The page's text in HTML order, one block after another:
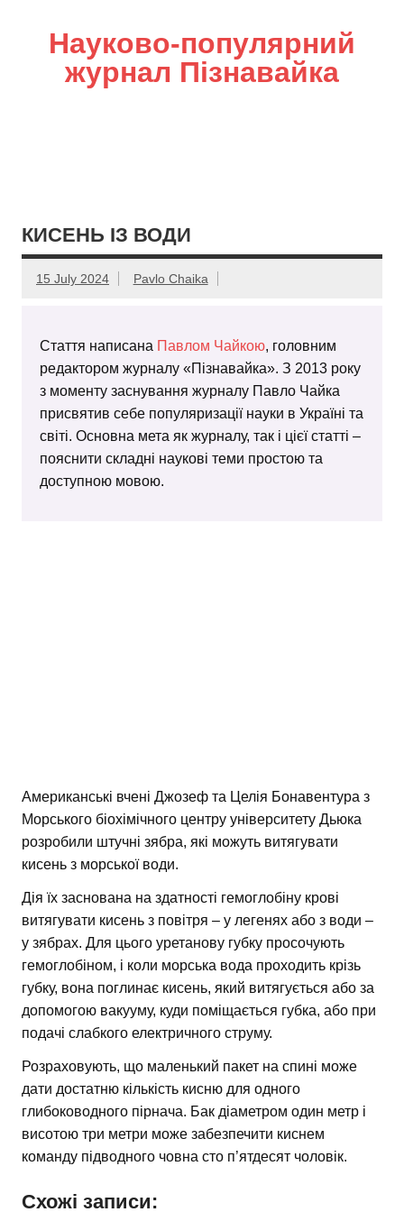
Науково-популярний
журнал Пізнавайка
КИСЕНЬ ІЗ ВОДИ
15 July 2024 Pavlo Chaika
Стаття написана Павлом Чайкою, головним
редактором журналу «Пізнавайка». З 2013 року
з моменту заснування журналу Павло Чайка
присвятив себе популяризації науки в Україні та
світі. Основна мета як журналу, так і цієї статті –
пояснити складні наукові теми простою та
доступною мовою.
Американські вчені Джозеф та Целія Бонавентура з
Морського біохімічного центру університету Дьюка
розробили штучні зябра, які можуть витягувати
кисень з морської води.
Дія їх заснована на здатності гемоглобіну крові
витягувати кисень з повітря – у легенях або з води –
у зябрах. Для цього уретанову губку просочують
гемоглобіном, і коли морська вода проходить крізь
губку, вона поглинає кисень, який витягується або за
допомогою вакууму, куди поміщається губка, або при
подачі слабкого електричного струму.
Розраховують, що маленький пакет на спині може
дати достатню кількість кисню для одного
глибоководного пірнача. Бак діаметром один метр і
висотою три метри може забезпечити киснем
команду підводного човна сто п’ятдесят чоловік.
Схожі записи: